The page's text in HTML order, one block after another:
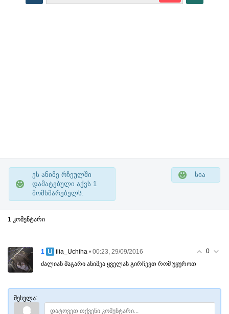
ეს ანიმე რჩეულში
დამატებული აქვს 1
მომხმარებელს.
სია
1 კომენტარი
0
1 ilia_Uchiha • 00:23, 29/09/2016
ძალიან მაგარი ანიმეა ყველას გირჩევთ რომ უყუროთ
შესვლა: